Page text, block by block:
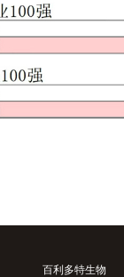
百利多特生物